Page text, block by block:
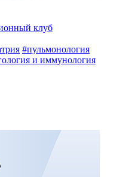
клуб
#пульмонология
и иммунология